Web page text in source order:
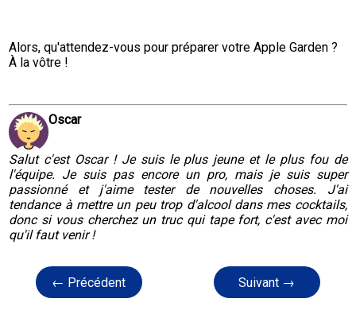
Alors, qu'attendez-vous pour préparer votre Apple Garden ?
À la vôtre !
Oscar
Salut c'est Oscar ! Je suis le plus jeune et le plus fou de
l'équipe. Je suis pas encore un pro, mais je suis super
passionné et j'aime tester de nouvelles choses. J'ai
tendance à mettre un peu trop d'alcool dans mes cocktails,
donc si vous cherchez un truc qui tape fort, c'est avec moi
qu'il faut venir !
← Précédent Suivant →